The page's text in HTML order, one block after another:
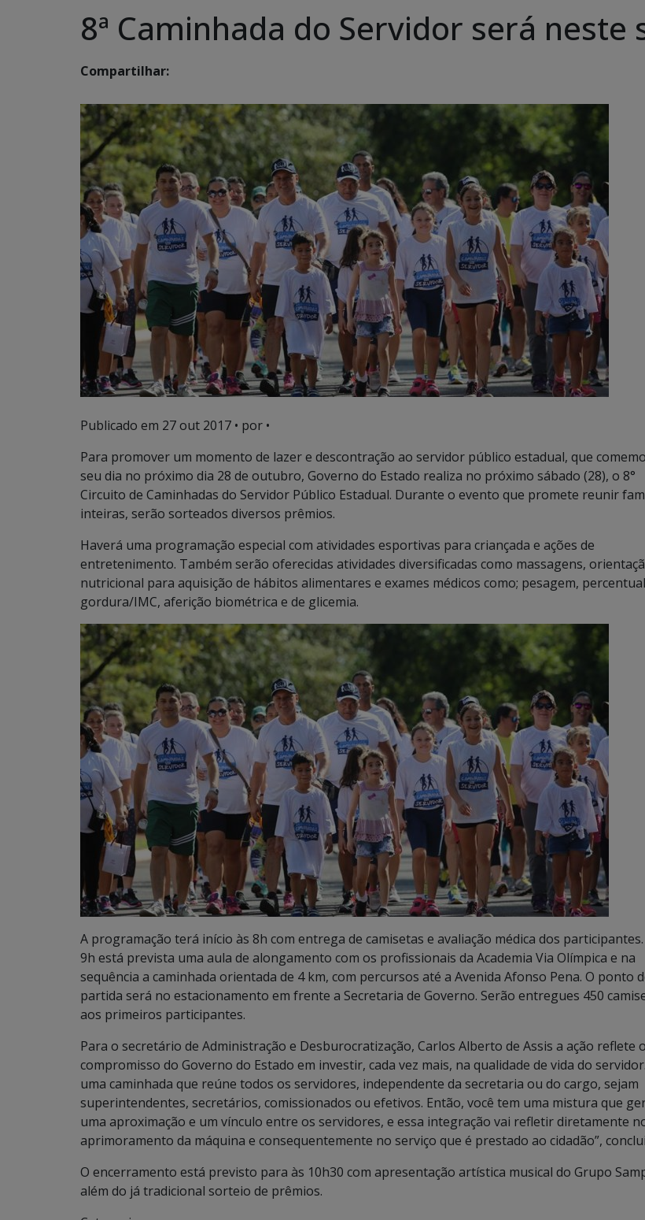
8ª Caminhada do Servidor será neste
Compartilhar:
Publicado em 27 out 2017 • por •
Para promover um momento de lazer e descontração ao servidor público estadual, que
seu dia no próximo dia 28 de outubro, Governo do Estado realiza no próximo sábado (28), o 8°
Circuito de Caminhadas do Servidor Público Estadual. Durante o evento que promete reunir
inteiras, serão sorteados diversos prêmios.
Haverá uma programação especial com atividades esportivas para criançada e ações de
entretenimento. Também serão oferecidas atividades diversificadas como massagens,
nutricional para aquisição de hábitos alimentares e exames médicos como; pesagem,
gordura/IMC, aferição biométrica e de glicemia.
A programação terá início às 8h com entrega de camisetas e avaliação médica dos participantes.
9h está prevista uma aula de alongamento com os profissionais da Academia Via Olímpica e na
sequência a caminhada orientada de 4 km, com percursos até a Avenida Afonso Pena. O ponto
partida será no estacionamento em frente a Secretaria de Governo. Serão entregues 450
aos primeiros participantes.
Para o secretário de Administração e Desburocratização, Carlos Alberto de Assis a ação reflete o
compromisso do Governo do Estado em investir, cada vez mais, na qualidade de vida do servidor.
uma caminhada que reúne todos os servidores, independente da secretaria ou do cargo, sejam
superintendentes, secretários, comissionados ou efetivos. Então, você tem uma mistura que
uma aproximação e um vínculo entre os servidores, e essa integração vai refletir diretamente
aprimoramento da máquina e consequentemente no serviço que é prestado ao cidadão”,
O encerramento está previsto para às 10h30 com apresentação artística musical do Grupo
além do já tradicional sorteio de prêmios.